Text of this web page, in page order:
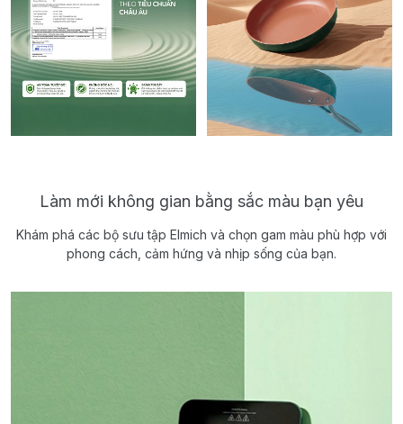
Làm mới không gian bằng sắc màu bạn yêu
Khám phá các bộ sưu tập Elmich và chọn gam màu phù hợp với
phong cách, cảm hứng và nhịp sống của bạn.